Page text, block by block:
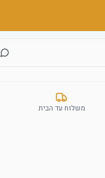
משלוח עד הבית